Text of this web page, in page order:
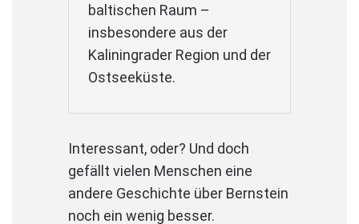
baltischen Raum –
insbesondere aus der
Kaliningrader Region und der
Ostseeküste.
Interessant, oder? Und doch
gefällt vielen Menschen eine
andere Geschichte über Bernstein
noch ein wenig besser.